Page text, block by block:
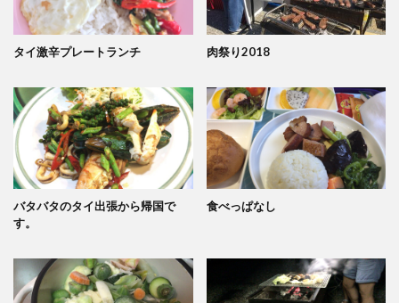
タイ激辛プレートランチ 肉祭り2018
バタバタのタイ出張から帰国で
す。
食べっぱなし